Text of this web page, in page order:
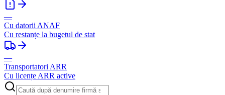
—
Cu datorii ANAF
Cu restanțe la bugetul de stat
—
Transportatori ARR
Cu licențe ARR active